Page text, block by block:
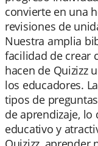
convierte en una
revisiones de
Nuestra amplia
facilidad de crear
hacen de Quizizz
los educadores.
tipos de
de aprendizaje, lo
educativo y